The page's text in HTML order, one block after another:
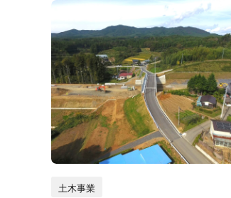
土木事業